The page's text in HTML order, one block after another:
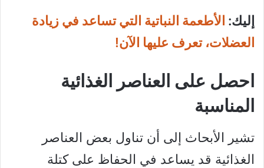
إليك: الأطعمة النباتية التي تساعد في زيادة
العضلات، تعرف عليها الآن!
احصل على العناصر الغذائية
المناسبة
تشير الأبحاث إلى أن تناول بعض العناصر
الغذائية قد يساعد في الحفاظ على كتلة